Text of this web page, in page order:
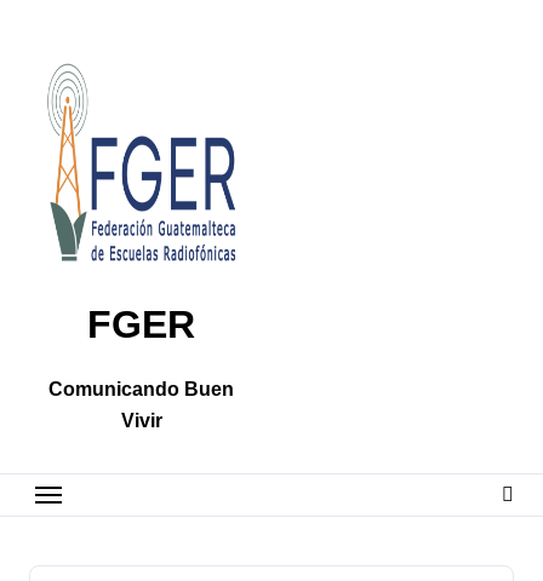
content
FGER
Comunicando Buen
Vivir